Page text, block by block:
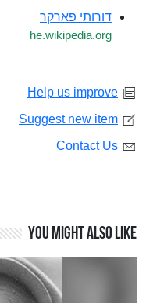
דורותי פארקר
he.wikipedia.org
Help us improve
Suggest new item
Contact Us
You might also like